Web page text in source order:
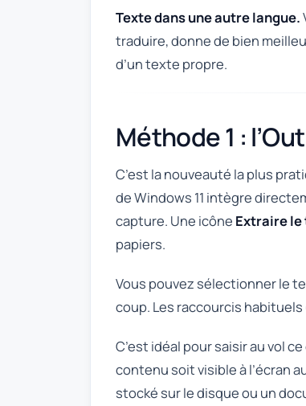
Texte dans une autre langue.
traduire, donne de bien
d’un texte propre.
Méthode 1 :
C’est la nouveauté la plus
de Windows 11 intègre
capture. Une icône Extraire
papiers.
Vous pouvez sélectionner le
coup. Les raccourcis habituels
C’est idéal pour saisir au vol
contenu soit visible à l’écran
stocké sur le disque ou un